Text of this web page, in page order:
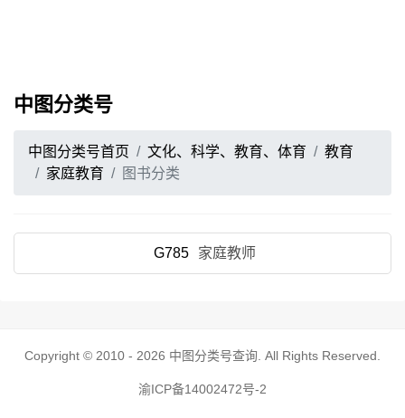
中图分类号
中图分类号首页 文化、科学、教育、体育
教育
家庭教育
图书分类
G785 家庭教师
Copyright © 2010 - 2026 中图分类号查询 . All Rights Reserved.
渝ICP备14002472号-2